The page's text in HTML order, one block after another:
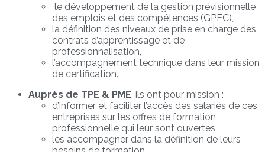
le développement de la gestion prévisionnelle
des emplois et des compétences (GPEC),
la définition des niveaux de prise en charge des
contrats d’apprentissage et de
professionnalisation,
l’accompagnement technique dans leur mission
de certification.
Auprès de TPE & PME , ils ont pour mission :
d’informer et faciliter l’accès des salariés de ces
entreprises sur les offres de formation
professionnelle qui leur sont ouvertes,
les accompagner dans la définition de leurs